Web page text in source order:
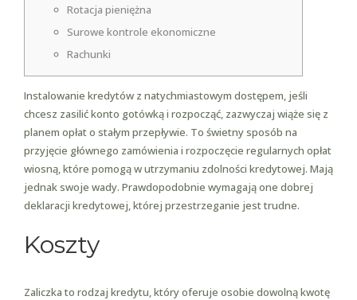
Rotacja pieniężna
Surowe kontrole ekonomiczne
Rachunki
Instalowanie kredytów z natychmiastowym dostępem, jeśli
chcesz zasilić konto gotówką i rozpocząć, zazwyczaj wiąże się z
planem opłat o stałym przepływie. To świetny sposób na
przyjęcie głównego zamówienia i rozpoczęcie regularnych opłat
wiosną, które pomogą w utrzymaniu zdolności kredytowej. Mają
jednak swoje wady. Prawdopodobnie wymagają one dobrej
deklaracji kredytowej, której przestrzeganie jest trudne.
Koszty
Zaliczka to rodzaj kredytu, który oferuje osobie dowolną kwotę